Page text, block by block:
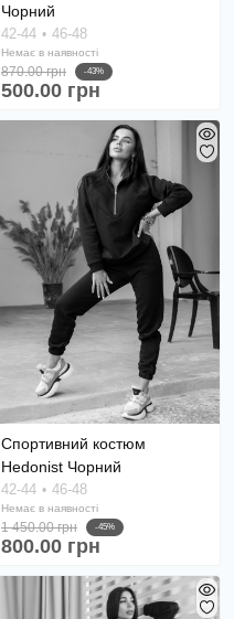
Чорний
42-44 46-48
Немає в наявності
870.00 грн -43%
500.00 грн
Спортивний костюм
Hedonist Чорний
42-44 46-48
Немає в наявності
1 450.00 грн -45%
800.00 грн